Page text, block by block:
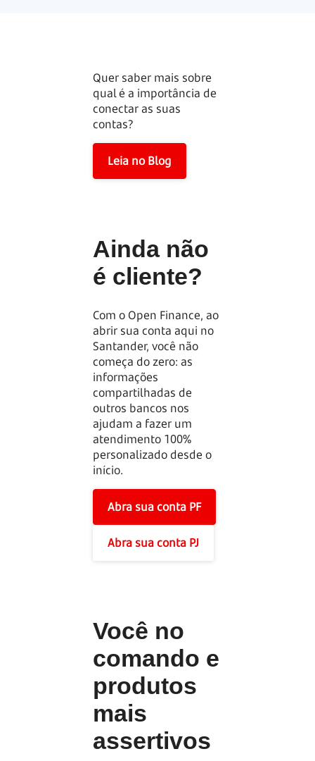
Quer saber mais sobre
qual é a importância de
conectar as suas
contas?
Leia no Blog
Ainda não
é cliente?
Com o Open Finance, ao
abrir sua conta aqui no
Santander, você não
começa do zero: as
informações
compartilhadas de
outros bancos nos
ajudam a fazer um
atendimento 100%
personalizado desde o
início.
Abra sua conta PF
Abra sua conta PJ
Você no
comando e
produtos
mais
assertivos